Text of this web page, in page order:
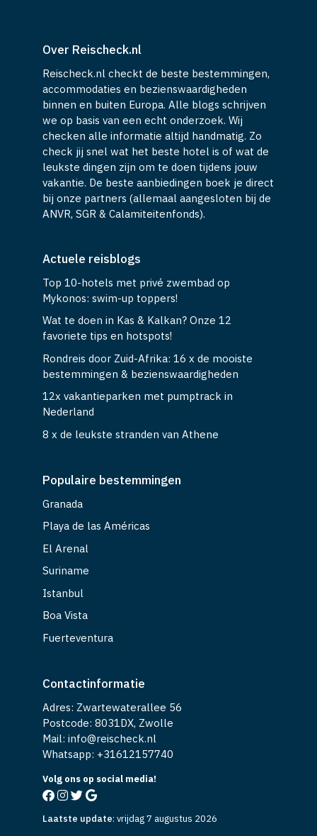
Over Reischeck.nl
Reischeck.nl checkt de beste bestemmingen,
accommodaties en bezienswaardigheden
binnen en buiten Europa. Alle blogs schrijven
we op basis van een echt onderzoek. Wij
checken alle informatie altijd handmatig. Zo
check jij snel wat het beste hotel is of wat de
leukste dingen zijn om te doen tijdens jouw
vakantie. De beste aanbiedingen boek je direct
bij onze partners (allemaal aangesloten bij de
ANVR, SGR & Calamiteitenfonds).
Actuele reisblogs
Top 10-hotels met privé zwembad op
Mykonos: swim-up toppers!
Wat te doen in Kas & Kalkan? Onze 12
favoriete tips en hotspots!
Rondreis door Zuid-Afrika: 16 x de mooiste
bestemmingen & bezienswaardigheden
12x vakantieparken met pumptrack in
Nederland
8 x de leukste stranden van Athene
Populaire bestemmingen
Granada
Playa de las Américas
El Arenal
Suriname
Istanbul
Boa Vista
Fuerteventura
Contactinformatie
Adres: Zwartewaterallee 56
Postcode: 8031DX, Zwolle
Mail: info@reischeck.nl
Whatsapp: +31612157740
Volg ons op social media!
Laatste update: vrijdag 7 augustus 2026